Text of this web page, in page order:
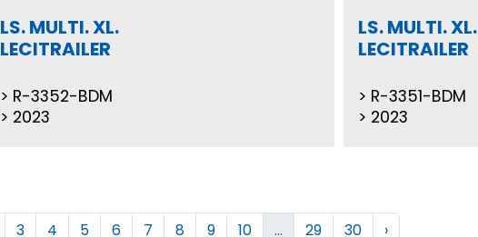
LS. MULTI. XL.
LECITRAILER
R-3352-BDM
2023
LS. MULTI. XL.
LECITRAILER
R-3351-BDM
2023
3 4 5 6 7 8 9 10 ... 29 30 ›